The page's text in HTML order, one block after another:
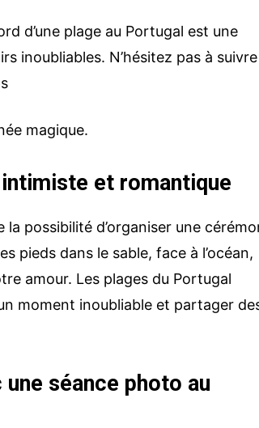
d’une plage au Portugal est une
inoubliables. N’hésitez pas à suivre
magique.
et romantique
possibilité d’organiser une
pieds dans le sable, face à l’océan,
amour. Les plages du Portugal
moment inoubliable et partager
séance photo au